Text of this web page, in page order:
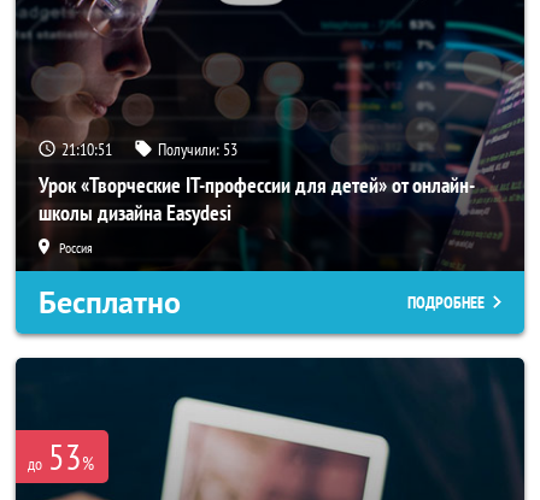
21:10:50 Получили: 53
Урок «Творческие IT-профессии для детей» от онлайн-
школы дизайна Easydesi
Россия
Бесплатно ПОДРОБНЕЕ
до 53%